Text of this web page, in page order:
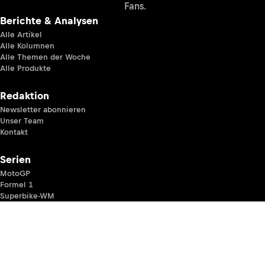
Fans.
Berichte & Analysen
Alle Artikel
Alle Kolumnen
Alle Themen der Woche
Alle Produkte
Redaktion
Newsletter abonnieren
Unser Team
Kontakt
Serien
MotoGP
Formel 1
Superbike-WM